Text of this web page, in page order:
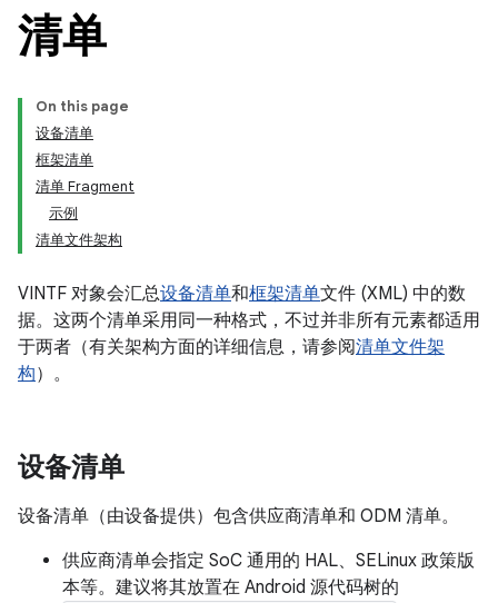
清单
On this page
设备清单
框架清单
清单 Fragment
示例
清单文件架构
VINTF 对象会汇总设备清单和框架清单文件 (XML) 中的数
据。这两个清单采用同一种格式，不过并非所有元素都适用
于两者（有关架构方面的详细信息，请参阅清单文件架
构）。
设备清单
设备清单（由设备提供）包含供应商清单和 ODM 清单。
供应商清单会指定 SoC 通用的 HAL、SELinux 政策版
本等。建议将其放置在 Android 源代码树的